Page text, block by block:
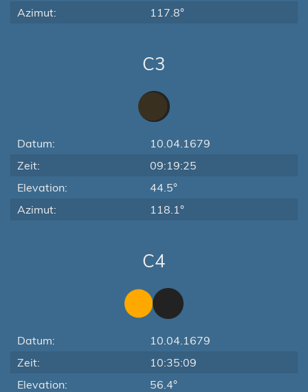
Azimut:
117.8°
C3
Datum:
10.04.1679
Zeit:
09:19:25
Elevation:
44.5°
Azimut:
118.1°
C4
Datum:
10.04.1679
Zeit:
10:35:09
Elevation:
56.4°